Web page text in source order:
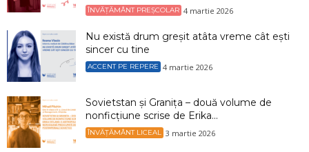
ÎNVĂȚĂMÂNT PREȘCOLAR 4 martie 2026
Nu există drum greșit atâta vreme cât ești
sincer cu tine
ACCENT PE REPERE 4 martie 2026
Sovietstan și Granița – două volume de
nonficțiune scrise de Erika...
ÎNVĂȚĂMÂNT LICEAL 3 martie 2026